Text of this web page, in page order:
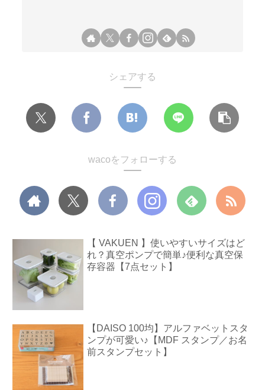
シェアする
wacoをフォローする
【 VAKUEN 】使いやすいサイズはど
れ？真空ポンプで簡単♪便利な真空保
存容器【7点セット】
【DAISO 100均】アルファベットスタ
ンプが可愛い♪【MDF スタンプ／お名
前スタンプセット】